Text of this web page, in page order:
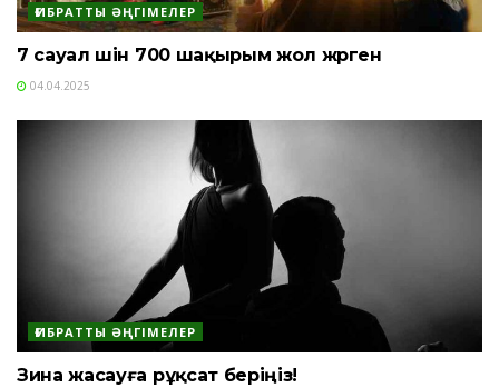
ҒИБРАТТЫ ӘҢГІМЕЛЕР
7 сауал үшін 700 шақырым жол жүрген
04.04.2025
ҒИБРАТТЫ ӘҢГІМЕЛЕР
Зина жасауға рұқсат беріңіз!